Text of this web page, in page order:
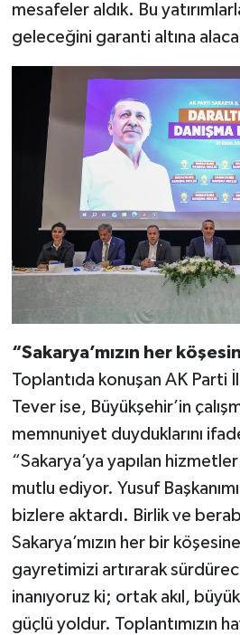
mesafeler aldık. Bu
geleceğini garanti altına
“Sakarya’mızın her
Toplantıda konuşan AK Parti İl
Tever ise, Büyükşehir’in
memnuniyet duyduklarını
“Sakarya’ya yapılan
mutlu ediyor. Yusuf
bizlere aktardı. Birlik ve
Sakarya’mızın her bir
gayretimizi artırarak
inanıyoruz ki; ortak akıl,
güçlü yoldur. Toplantımızın